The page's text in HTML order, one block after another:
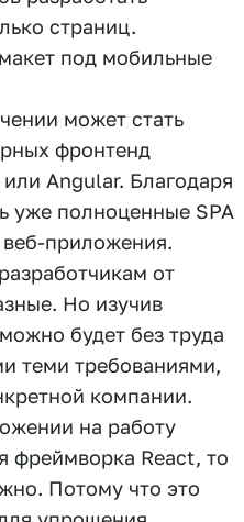
страниц.
под мобильные
может стать
фронтенд
Angular. Благодаря
уже полноценные SPA
приложения.
от
Но изучив
будет без труда
теми требованиями,
компании.
на работу
фреймворка React, то
Потому что это